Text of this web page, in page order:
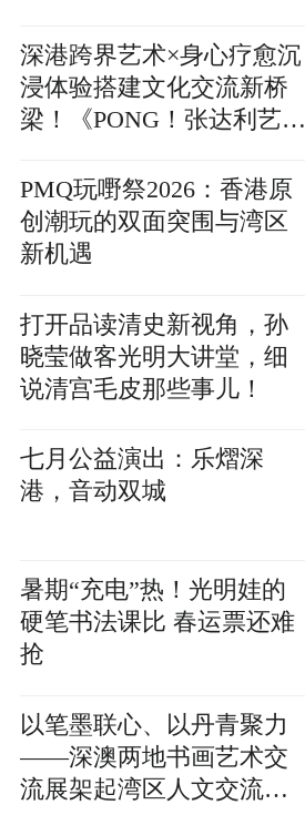
深港跨界艺术×身心疗愈沉
浸体验搭建文化交流新桥
梁！《PONG！张达利艺术
PMQ玩嘢祭2026：香港原
创潮玩的双面突围与湾区
新机遇
打开品读清史新视角，孙
晓莹做客光明大讲堂，细
说清宫毛皮那些事儿！
七月公益演出：乐熠深
港，音动双城
暑期“充电”热！光明娃的
硬笔书法课比 春运票还难
抢
以笔墨联心、以丹青聚力
——深澳两地书画艺术交
流展架起湾区人文交流新